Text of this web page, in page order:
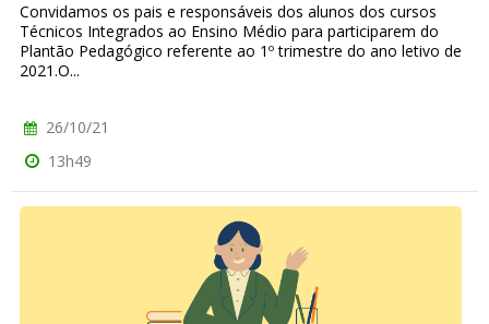
Convidamos os pais e responsáveis dos alunos dos cursos
Técnicos Integrados ao Ensino Médio para participarem do
Plantão Pedagógico referente ao 1º trimestre do ano letivo de
2021.O...
26/10/21
13h49